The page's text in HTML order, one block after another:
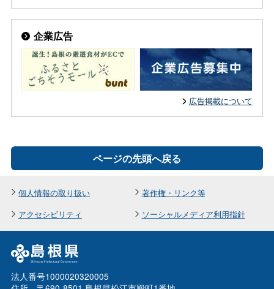
企業広告
広告掲載について
ページの先頭へ戻る
個人情報の取り扱い
著作権・リンク等
アクセシビリティ
ソーシャルメディア利用指針
法人番号1000020320005